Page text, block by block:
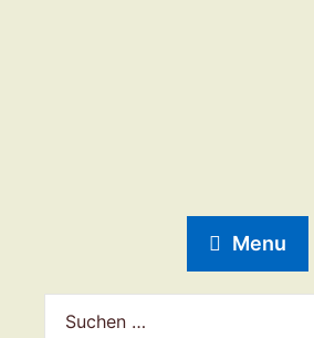
Menu